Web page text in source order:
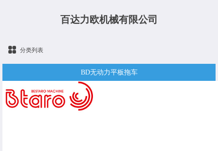
百达力欧机械有限公司
分类列表
BD无动力平板拖车